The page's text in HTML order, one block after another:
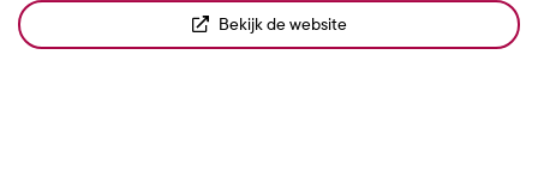
Bekijk de website